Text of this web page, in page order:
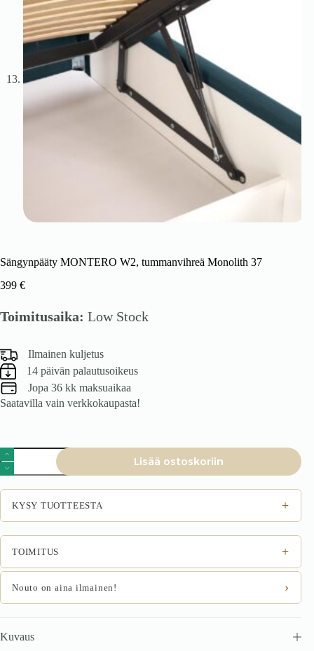
Sängynpääty MONTERO W2, tummanvihreä Monolith 37
399 €
Toimitusaika: Low Stock
Ilmainen kuljetus
14 päivän palautusoikeus
Jopa 36 kk maksuaikaa
Saatavilla vain verkkokaupasta!
Sängynpääty
MONTERO
W2,
tummanvihreä
Monolith
määrä
Lisää ostoskoriin
KYSY TUOTTEESTA +
TOIMITUS +
Nouto on aina ilmainen! ›
Kuvaus